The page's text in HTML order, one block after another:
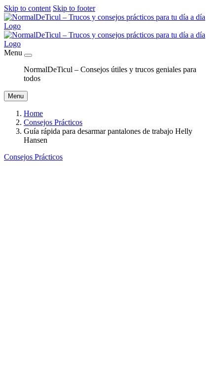
Skip to content Skip to footer
Menu
NormalDeTicul – Consejos útiles y trucos geniales para
todos
Menu
Home
Consejos Prácticos
Guía rápida para desarmar pantalones de trabajo Helly
Hansen
Consejos Prácticos